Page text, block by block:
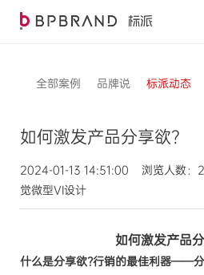
全部案例 品牌说 标派动态
如何激发产品分享欲？
2024-01-13 14:51:00 浏览人数
觉微型VI设计
如何激发产品
什么是分享欲?行销的最佳利器——分